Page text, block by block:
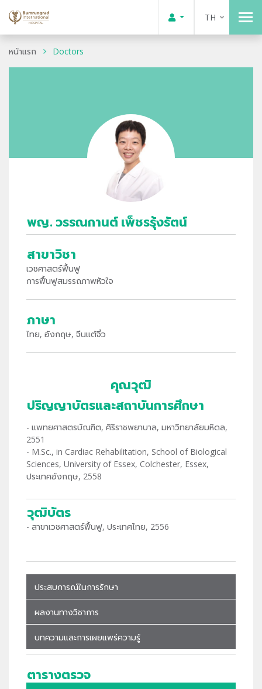
TH
หน้าแรก Doctors
พญ. วรรณกานต์ เพ็ชรรุ้งรัตน์
สาขาวิชา
เวชศาสตร์ฟื้นฟู
การฟื้นฟูสมรรถภาพหัวใจ
ภาษา
ไทย, อังกฤษ, จีนแต้จิ๋ว
คุณวุฒิ
ปริญญาบัตรและสถาบันการศึกษา
- แพทยศาสตรบัณฑิต, ศิริราชพยาบาล, มหาวิทยาลัยมหิดล,
2551
- M.Sc., in Cardiac Rehabilitation, School of Biological
Sciences, University of Essex, Colchester, Essex,
ประเทศอังกฤษ, 2558
วุฒิบัตร
- สาขาเวชศาสตร์ฟื้นฟู, ประเทศไทย, 2556
ประสบการณ์ในการรักษา
ผลงานทางวิชาการ
บทความและการเผยแพร่ความรู้
ตารางตรวจ